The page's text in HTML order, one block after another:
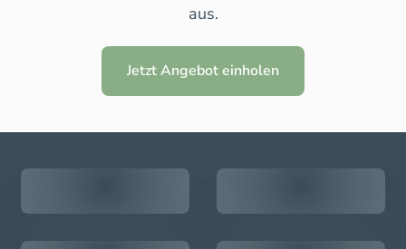
aus.
Jetzt Angebot einholen